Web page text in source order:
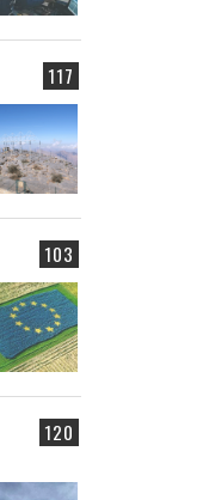
117
103
120